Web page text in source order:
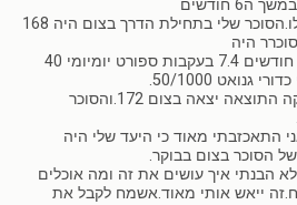
ירדתי 17 וחצי קילו.הסוכר שלי בתחילת הדרך בצום היה 168
היה
7.9 שירד לאחר 3 חודשים 7.4 בעקבות ספורט יומיומי 40
גנואט 50/1000.
עכשיו עשיתי בדיקה התוצאה יצאה בצום 172.והסוכר
התאכזבתי מאוד כי היעד שלי היה
הסוכר בצום בבוקר.
הבנתי איך עושים את זה ומה אוכלים
ייאש אותי מאוד.אשמח לקבל את